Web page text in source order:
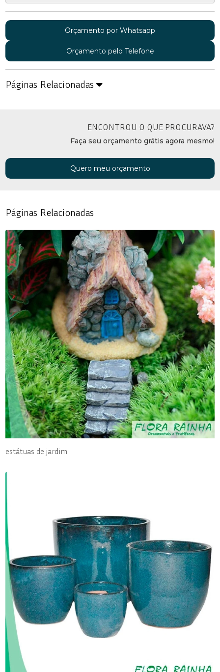
Orçamento por Whatsapp
Orçamento pelo Telefone
Páginas Relacionadas
ENCONTROU O QUE PROCURAVA?
Faça seu orçamento grátis agora mesmo!
Quero meu orçamento
Páginas Relacionadas
estátuas de jardim